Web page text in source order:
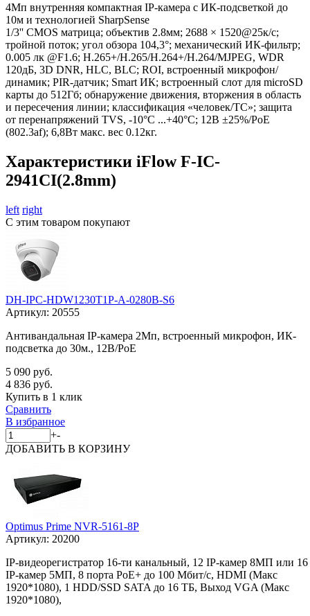
4Мп внутренняя компактная IP-камера c ИК-подсветкой до
10м и технологией SharpSense
1/3'' CMOS матрица; объектив 2.8мм; 2688 × 1520@25к/с;
тройной поток; угол обзора 104,3°; механический ИК-фильтр;
0.005 лк @F1.6; H.265+/H.265/H.264+/H.264/MJPEG, WDR
120дБ, 3D DNR, HLC, BLC; ROI, встроенный микрофон/
динамик; PIR-датчик; Smart ИК; встроенный слот для microSD
карты до 512Гб; обнаружение движения, вторжения в область
и пересечения линии; классификация «человек/ТС»; защита
от перенапряжений TVS, -10°C ...+40°C; 12В ±25%/PoE
(802.3af); 6,8Вт макс. вес 0.12кг.
Характеристики iFlow F-IC-
2941CI(2.8mm)
left right
С этим товаром покупают
DH-IPC-HDW1230T1P-A-0280B-S6
Артикул: 20555
Антивандальная IP-камера 2Мп, встроенный микрофон, ИК-
подсветка до 30м., 12В/PoE
5 090 руб.
4 836 руб.
Купить в 1 клик
Сравнить
В избранное
+-
ДОБАВИТЬ В КОРЗИНУ
Optimus Prime NVR-5161-8P
Артикул: 20200
IP-видеорегистратор 16-ти канальный, 12 IP-камер 8МП или 16
IP-камер 5МП, 8 порта PoE+ до 100 Мбит/с, HDMI (Макс
1920*1080), 1 HDD/SSD SATA до 16 ТБ, Выход VGA (Макс
1920*1080),